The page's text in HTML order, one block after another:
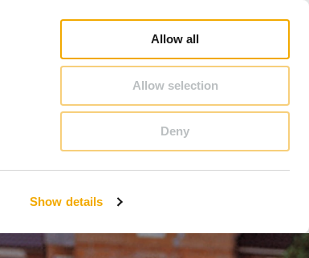
Show details
Allow all
Allow selection
Deny
Estónsko
Poľsko